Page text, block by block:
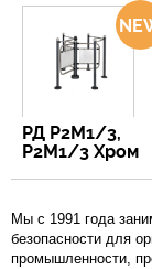
РД Р2М1/3,
Р2М1/3 Хром
Мы с 1991 года
безопасности для
промышленности,